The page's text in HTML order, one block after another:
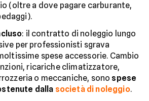
(oltre a dove pagare carburante,
: il contratto di noleggio lungo
per professionisti sgrava
spese accessorie. Cambio
ricariche climatizzatore,
o meccaniche, sono spese
dalla società di noleggio.